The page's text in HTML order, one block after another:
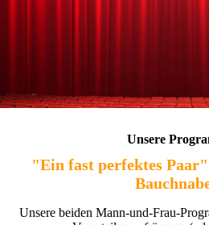
Unsere
"Ein fast perfektes
Unsere beiden Mann-und-Frau-